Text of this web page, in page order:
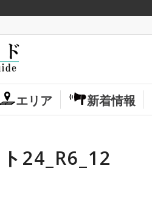
エリア 新着情報
24_R6_12